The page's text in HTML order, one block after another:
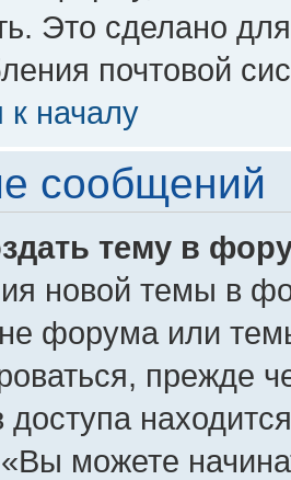
Это сделано
почтовой
к началу
сообщений
тему в
новой темы в
форума или
прежде
доступа
можете